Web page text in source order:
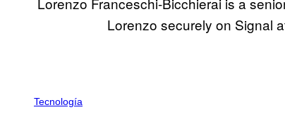
Lorenzo securely on Signal
POSTS
Tecnología